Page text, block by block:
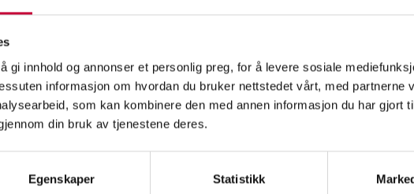
gi innhold og annonser et personlig preg, for å levere sosiale
informasjon om hvordan du bruker nettstedet vårt, med partnerne
som kan kombinere den med annen informasjon du har gjort
din bruk av tjenestene deres.
Egenskaper Statistikk